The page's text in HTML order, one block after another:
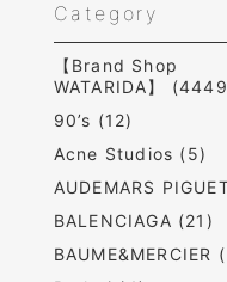
Category
【Brand Shop
WATARIDA】
90’s (12)
Acne Studios (5)
AUDEMARS
BALENCIAGA (21)
BAUME&MERCIER